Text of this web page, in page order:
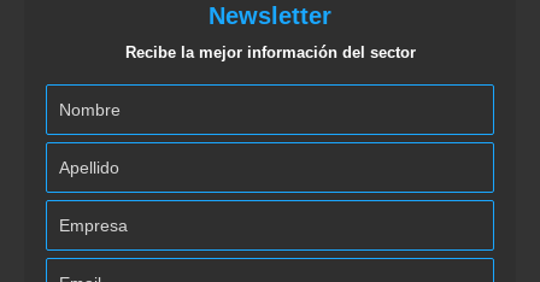
Newsletter
Recibe la mejor información del sector